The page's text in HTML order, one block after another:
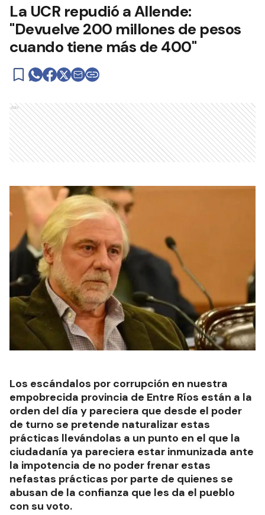
La UCR repudió a Allende:
"Devuelve 200 millones de pesos
cuando tiene más de 400"
Ads
Los escándalos por corrupción en nuestra
empobrecida provincia de Entre Ríos están a la
orden del día y pareciera que desde el poder
de turno se pretende naturalizar estas
prácticas llevándolas a un punto en el que la
ciudadanía ya pareciera estar inmunizada ante
la impotencia de no poder frenar estas
nefastas prácticas por parte de quienes se
abusan de la confianza que les da el pueblo
con su voto.